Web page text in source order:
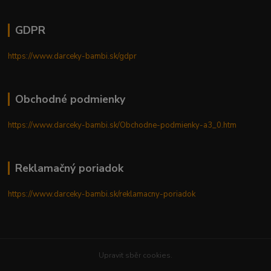
GDPR
https://www.darceky-bambi.sk/gdpr
Obchodné podmienky
https://www.darceky-bambi.sk/Obchodne-podmienky-a3_0.htm
Reklamačný poriadok
https://www.darceky-bambi.sk/reklamacny-poriadok
Upravit sběr cookies.